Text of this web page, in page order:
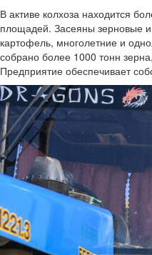
В активе колхоза находится
площадей. Засеяны зерновые
картофель, многолетние и
собрано более 1000 тонн
Предприятие обеспечивает